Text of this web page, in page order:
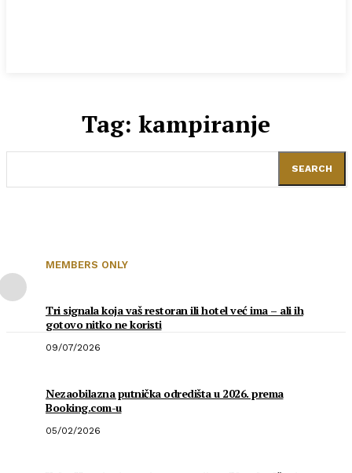
Tag: kampiranje
SEARCH
MEMBERS ONLY
Tri signala koja vaš restoran ili hotel već ima – ali ih
gotovo nitko ne koristi
09/07/2026
Nezaobilazna putnička odredišta u 2026. prema
Booking.com-u
05/02/2026